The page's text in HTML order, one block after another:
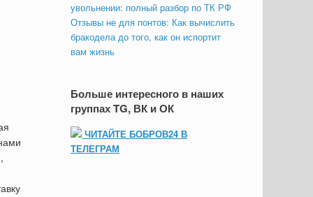
увольнении: полный разбор по ТК РФ
Отзывы не для понтов: Как вычислить
бракодела до того, как он испортит
вам жизнь
Больше интересного в наших
группах TG, ВК и ОК
ЧИТАЙТЕ БОБРОВ24 В
ТЕЛЕГРАМ